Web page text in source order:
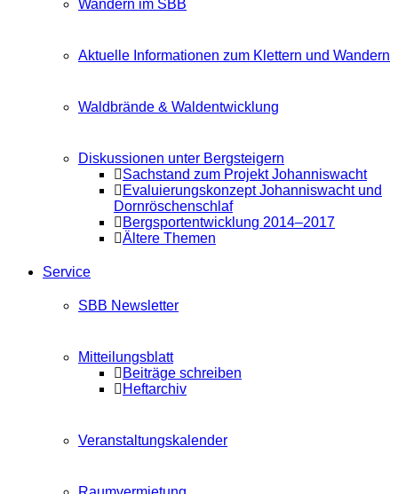
Wandern im SBB
Aktuelle Informationen zum Klettern und Wandern
Waldbrände & Waldentwicklung
Diskussionen unter Bergsteigern
Sachstand zum Projekt Johanniswacht
Evaluierungskonzept Johanniswacht und
Dornröschenschlaf
Bergsportentwicklung 2014–2017
Ältere Themen
Service
SBB Newsletter
Mitteilungsblatt
Beiträge schreiben
Heftarchiv
Veranstaltungskalender